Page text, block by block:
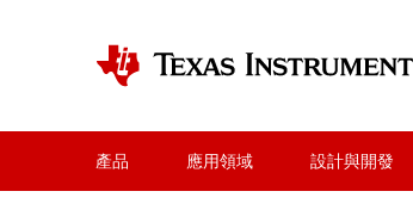
產品 應用領域 設計與開發